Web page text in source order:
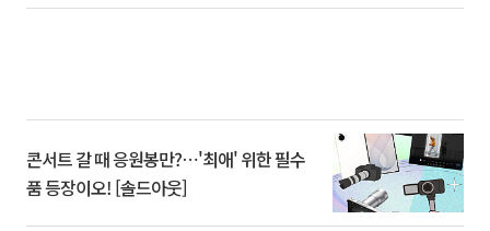
콘서트 갈 때 응원봉만?⋯'최애' 위한 필수
품 등장이오! [솔드아웃]